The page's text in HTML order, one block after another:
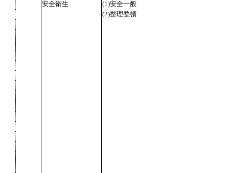
安全衛生
(1)安全一般
(2)整理整頓